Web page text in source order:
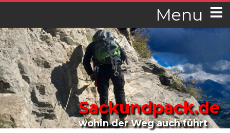
Menu
Sackundpack.de
wohin der Weg auch führt